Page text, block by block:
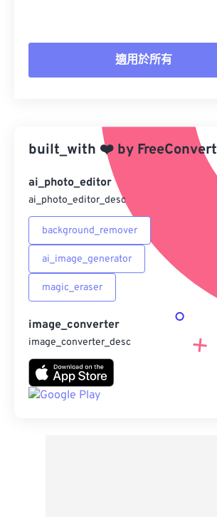
適用於所有
另存為預設
built_with ❤️ by FreeConvert
ai_photo_editor
ai_photo_editor_desc
background_remover
ai_image_generator
magic_eraser
image_converter
image_converter_desc